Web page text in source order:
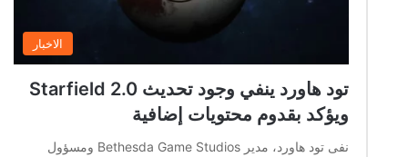
الاخبار
تود هاورد ينفي وجود تحديث Starfield 2.0
ويؤكد بقدوم محتويات إضافية
نفى تود هاورد، مدير Bethesda Game Studios ومسؤول